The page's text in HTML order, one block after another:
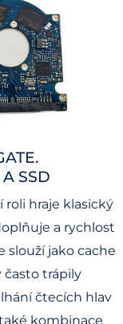
SSD
roli hraje klasický
a rychlost
slouží jako cache
často trápily
čtecích hlav
kombinace